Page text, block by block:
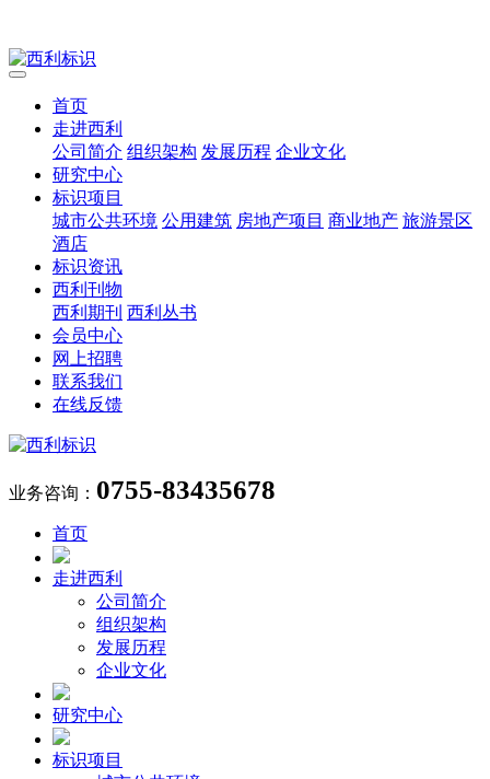
首页
走进西利
公司简介 组织架构 发展历程 企业文化
研究中心
标识项目
城市公共环境 公用建筑 房地产项目 商业地产 旅游景区
酒店
标识资讯
西利刊物
西利期刊 西利丛书
会员中心
网上招聘
联系我们
在线反馈
业务咨询： 0755-83435678
首页
走进西利
公司简介
组织架构
发展历程
企业文化
研究中心
标识项目